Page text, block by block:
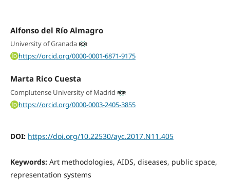
Alfonso del Río Almagro
University of Granada
https://orcid.org/0000-0001-6871-9175
Marta Rico Cuesta
Complutense University of Madrid
https://orcid.org/0000-0003-2405-3855
DOI: https://doi.org/10.22530/ayc.2017.N11.405
Keywords: Art methodologies, AIDS, diseases, public space,
representation systems